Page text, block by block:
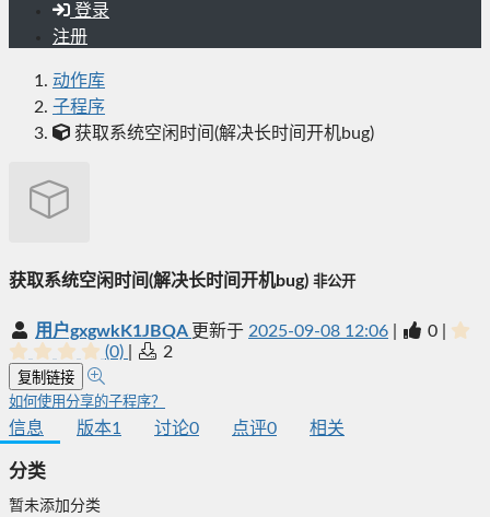
登录
注册
动作库
子程序
获取系统空闲时间(解决长时间开机bug)
获取系统空闲时间(解决长时间开机bug) 非公开
用户gxgwkK1JBQA 更新于 2025-09-08 12:06 0
(0)
2
复制链接
如何使用分享的子程序？
信息 版本1 讨论0 点评0 相关
分类
暂未添加分类